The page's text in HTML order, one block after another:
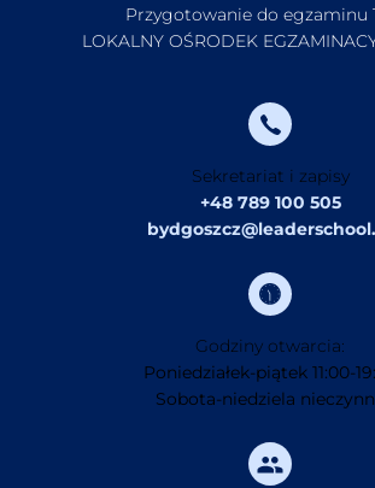
Przygotowanie do egzaminu
LOKALNY OŚRODEK
Sekretariat i zapisy
+48 789 100 505
Godziny otwarcia:
Poniedziałek-piątek 11:00-
Sobota-niedziela